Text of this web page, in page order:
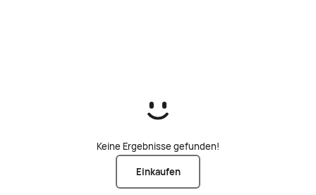
Keine Ergebnisse gefunden!
Einkaufen